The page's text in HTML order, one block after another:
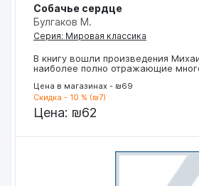
Собачье сердце
Булгаков М.
Серия: Мировая классика
В книгу вошли произведения
наиболее полно отражающие
Цена в магазинах - ₪69
Скидка - 10 % (₪7)
Цена: ₪62